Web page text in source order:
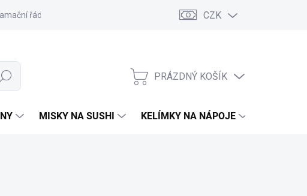
řád Moje objednávka
CZK
NÁKUPNÍ
PRÁZDNÝ KOŠÍK
MISKY NA SUSHI KELÍMKY NA NÁPOJE